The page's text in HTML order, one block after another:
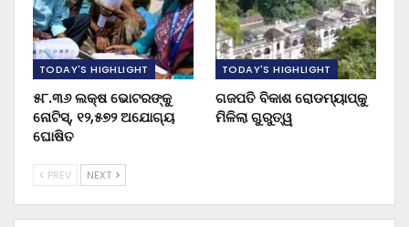
TODAY'S HIGHLIGHT
୫୮.୩୬ ଲକ୍ଷ ଭୋଟରଙ୍କୁ
ନୋଟିସ୍‌, ୧୨,୫୭୨ ଅଯୋଗ୍ୟ
ଘୋଷିତ
TODAY'S HIGHLIGHT
ଗଜପତି ବିକାଶ ରୋଡମ୍ୟାପ୍‌କୁ
ମିଳିଲା ଗୁରୁତ୍ୱ
PREV NEXT